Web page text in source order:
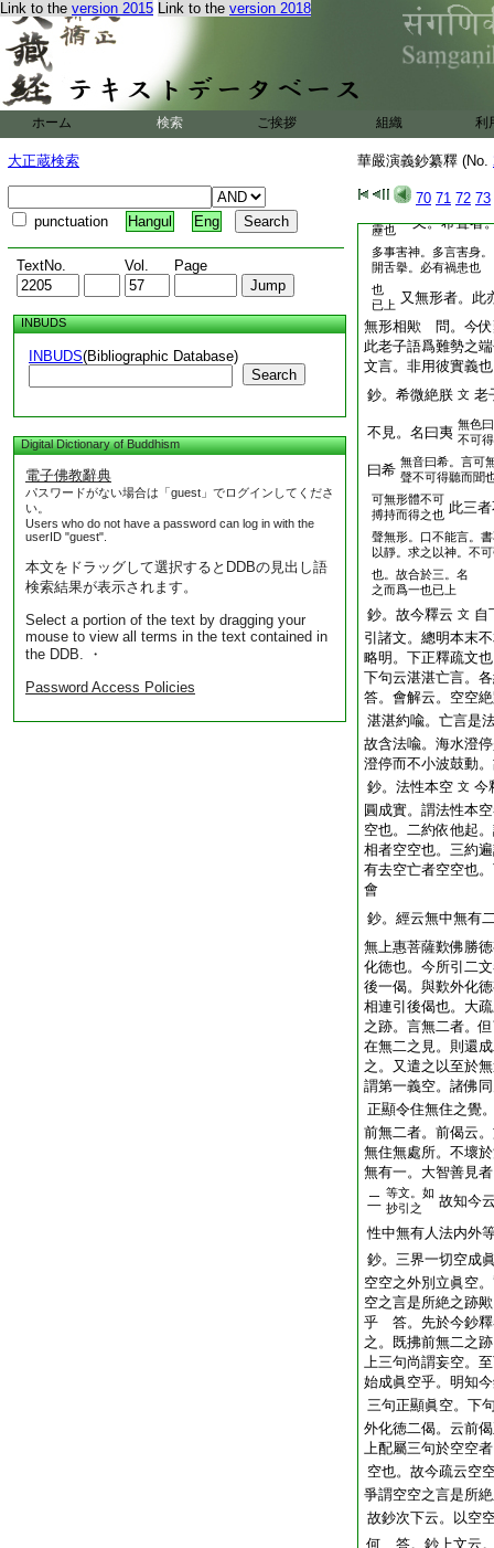
Link to the version 2015 Link to the version 2018
ホーム 検索 ご挨拶 組織 利
大正蔵検索
punctuation Hangul Eng
TextNo. Vol. Page
INBUDS
INBUDS(Bibliographic Database)
Search
Digital Dictionary of Buddhism
電子佛教辭典
パスワードがない場合は「guest」でログインしてくださ
い。
Users who do not have a password can log in with the
userID "guest".
本文をドラッグして選択するとDDBの見出し語
検索結果が表示されます。
Select a portion of the text by dragging your
mouse to view all terms in the text contained in
the DDB. ・
Password Access Policies
華嚴演義鈔纂釋 (No.
70 71 72 73
方無隅 大方正之人若
無委曲廉遇
大音猶雷
已上 論語第三
第五
靂也
又。希聲者
多事害神。多言害身
開舌擧。必有禍患也
也
已上 又無形者。此
無形相歟 問。今伏
此老子語爲難勢之
文言。非用彼實義也
鈔。希微絶朕 文 老
不見。名曰夷 無色
不可
曰希 無音曰希。言可
聲不可得聽而聞
可無形體不可
搏持而得之也 此三
聲無形。口不能言。
以靜。求之以神。不
也。故合於三。名
之而爲一也已上
鈔。故今釋云 文 自
引諸文。總明本末
略明。下正釋疏文
下句云湛湛亡言。
答。會解云。空空
湛湛約喩。亡言是
故含法喩。海水澄
澄停而不小波鼓動
鈔。法性本空 文 今
圓成實。謂法性本
空也。二約依他起
相者空空也。三約
有去空亡者空空也
會
鈔。經云無中無有
無上惠菩薩歎佛勝
化徳也。今所引二
後一偈。與歎外化
相連引後偈也。大
之跡。言無二者。
在無二之見。則還
之。又遣之以至於
謂第一義空。諸佛
正顯令住無住之覺
前無二者。前偈云
無住無處所。不壞
無有一。大智善見
二 等文。如
抄引之
故知今
性中無有人法内外
鈔。三界一切空成
空空之外別立眞空
空之言是所絶之跡
乎 答。先於今鈔釋
之。既拂前無二之
上三句尚謂妄空。
始成眞空乎。明知
三句正顯眞空。下
外化徳二偈。云前
上配屬三句於空空
空也。故今疏云空
爭謂空空之言是所
故鈔次下云。以空
何 答。鈔上文云